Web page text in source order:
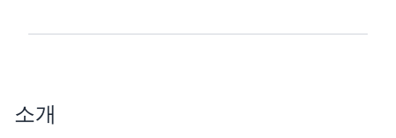
소개